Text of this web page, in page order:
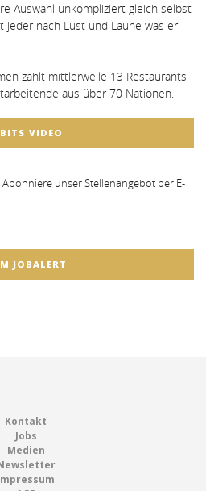
Auswahl unkompliziert gleich selbst
jeder nach Lust und Laune was er
zählt mittlerweile 13 Restaurants
aus über 70 Nationen.
VIDEO
unser Stellenangebot per E-
JOBALERT
Kontakt
Jobs
Medien